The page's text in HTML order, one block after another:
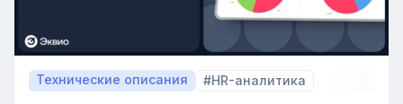
Технические описания #HR-аналитика